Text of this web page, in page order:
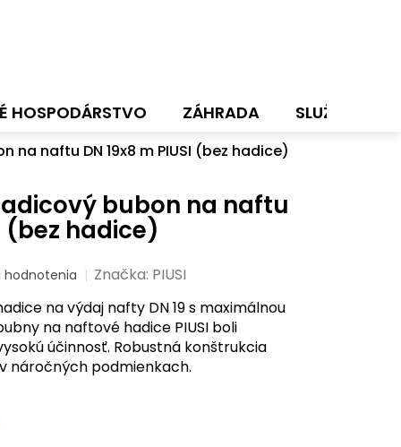
HOSPODÁRSTVO ZÁHRADA SLUŽBY
naftu DN 19x8 m PIUSI (bez hadice)
na výdaj nafty DN 19 s maximálnou
na naftové hadice PIUSI boli
účinnosť. Robustná konštrukcia
náročných podmienkach.
bubon na naftu
(bez hadice)
hodnotenia Značka: PIUSI